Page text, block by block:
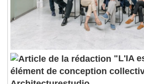
"L'IA
élément de conception